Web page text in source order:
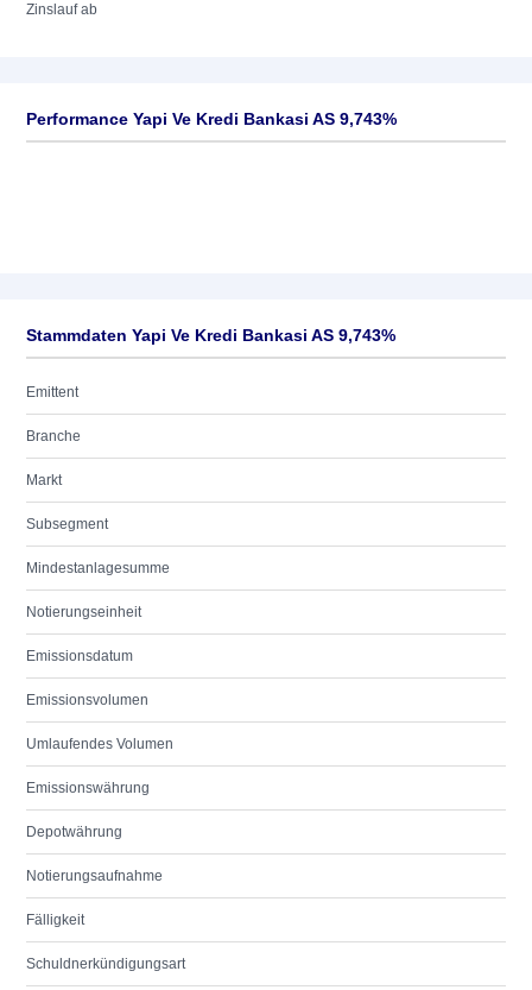
Zinslauf ab
Performance Yapi Ve Kredi Bankasi AS 9,743%
Stammdaten Yapi Ve Kredi Bankasi AS 9,743%
Emittent
Branche
Markt
Subsegment
Mindestanlagesumme
Notierungseinheit
Emissionsdatum
Emissionsvolumen
Umlaufendes Volumen
Emissionswährung
Depotwährung
Notierungsaufnahme
Fälligkeit
Schuldnerkündigungsart